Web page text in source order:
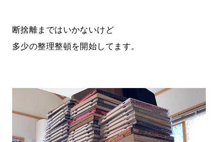
断捨離まではいかないけど
多少の整理整頓を開始してます。